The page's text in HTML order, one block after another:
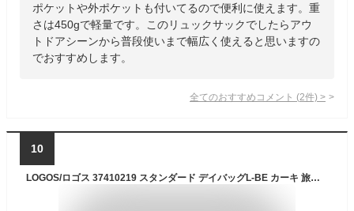
ポケットや外ポケットも付いてるので便利に使えます。重
さは450gで軽量です。このリュックサックでしたらアウ
トドアシーンから普段使いまで幅広く使えると思いますの
でおすすめします。
全てのおすすめコメント (2件) >
10
LOGOS/ロゴス 37410219 スタンダード デイバッグL-BE カーキ 旅行 29L PCポケット ペンホルダ 撥水加工 収納 メッシュ キーフック A4 背面ファスナー バックパック リュックサック トレッキング デイパック 旅行 アウトドア